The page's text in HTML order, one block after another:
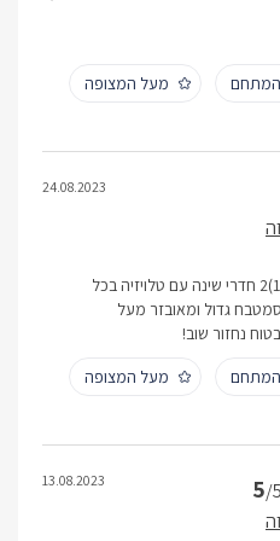
המתחם מעל המצופה
24.08.2023
היה מושלם.הגענו זוג ו3 בנות (11,7,5)2 חדרי שינה עם טלויזיה בכל
גדול ומאובזר מעל
נחזור שוב!
המתחם
מעל המצופה
5/5
13.08.2023